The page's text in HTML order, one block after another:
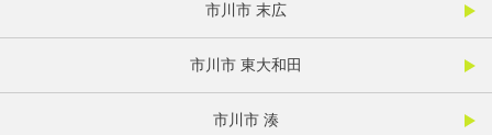
市川市 末広
市川市 東大和田
市川市 湊